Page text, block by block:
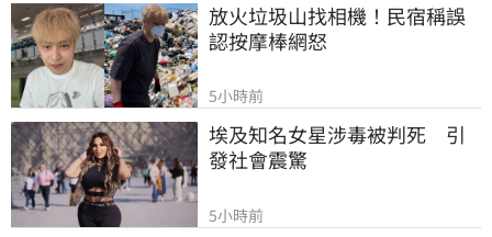
放火垃圾山找相機！民宿稱誤
認按摩棒網怒
5小時前
埃及知名女星涉毒被判死　引
發社會震驚
5小時前